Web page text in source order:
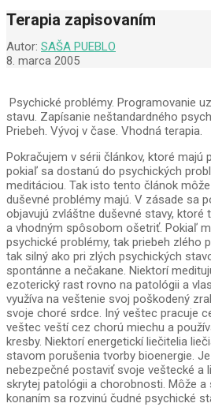
Terapia zapisovaním
Autor: SAŠA PUEBLO
8. marca 2005
Psychické problémy. Programovanie
stavu. Zapísanie neštandardného
Priebeh. Vývoj v čase. Vhodná terapia.
Pokračujem v sérii článkov, ktoré majú
pokiaľ sa dostanú do psychických
meditáciou. Tak isto tento článok
duševné problémy majú. V zásade sa
objavujú zvláštne duševné stavy, ktoré
a vhodným spôsobom ošetriť. Pokiaľ
psychické problémy, tak priebeh zlého
tak silný ako pri zlých psychických
spontánne a nečakane. Niektorí
ezoterický rast rovno na patológii a
využíva na veštenie svoj poškodený
svoje choré srdce. Iný veštec pracuje
veštec veští cez chorú miechu a
kresby. Niektorí energetickí liečitelia
stavom porušenia tvorby bioenergie.
nebezpečné postaviť svoje veštecké a
skrytej patológii a chorobnosti. Môže a
konaním sa rozvinú čudné psychické